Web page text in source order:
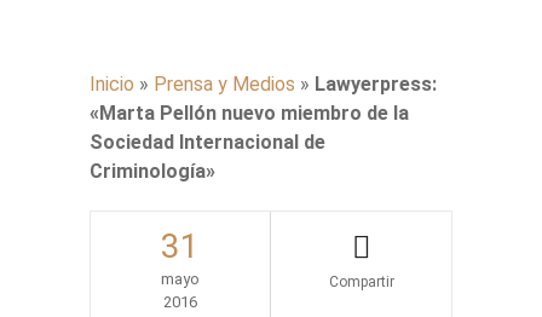
Inicio » Prensa y Medios » Lawyerpress:
«Marta Pellón nuevo miembro de la
Sociedad Internacional de
Criminología»
31
mayo
2016